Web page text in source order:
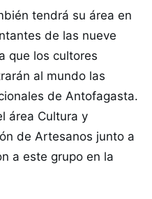
tendrá su área en
de las nueve
que los cultores
al mundo las
de Antofagasta.
área Cultura y
de Artesanos junto a
a este grupo en la